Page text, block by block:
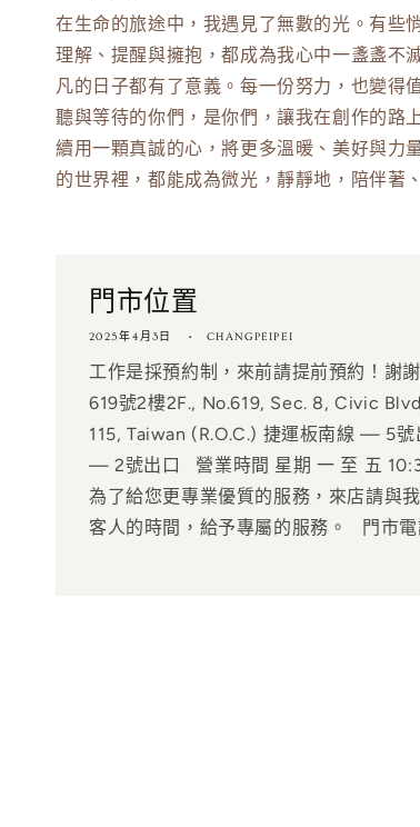
在生命的旅途中，我遇見了無數的光。有些
理解、提醒與擁抱，都成為我心中一盞盞不
凡的日子都有了意義。每一份努力，也變得
聽與等待的你們，是你們，讓我在創作的路
續用一顆真誠的心，將更多溫暖、美好與力
的世界裡，都能成為微光，靜靜地，陪伴著
門市位置
2025年4月3日 CHANGPEIPEI
工作是採預約制，來前請提前預約！謝
619號2樓2F., No.619, Sec. 8, Civic
115, Taiwan (R.O.C.) 捷運板南線 — 5
— 2號出口 營業時間 星期 一 至 五
為了給您更專業優質的服務，來店請與
客人的時間，給予專屬的服務。 門市